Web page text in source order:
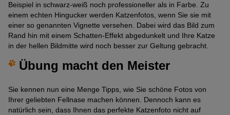
Beispiel in schwarz-weiß noch professioneller als in Farbe. Zu
einem echten Hingucker werden Katzenfotos, wenn Sie sie mit
einer so genannten Vignette versehen. Dabei wird das Bild zum
Rand hin mit einem Schatten-Effekt abgedunkelt und Ihre Katze
in der hellen Bildmitte wird noch besser zur Geltung gebracht.
Übung macht den Meister
Sie kennen nun eine Menge Tipps, wie Sie schöne Fotos von
Ihrer geliebten Fellnase machen können. Dennoch kann es
natürlich sein, dass Ihnen das perfekte Katzenfoto nicht auf